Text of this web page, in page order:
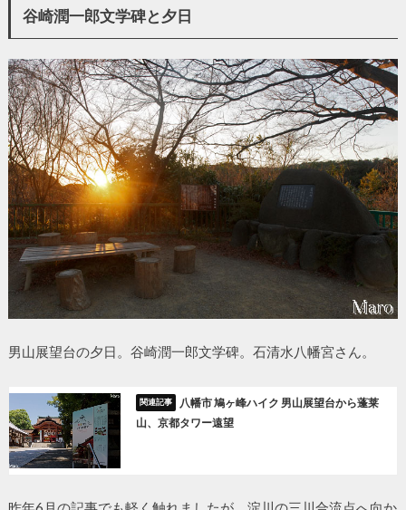
谷崎潤一郎文学碑と夕日
男山展望台の夕日。谷崎潤一郎文学碑。石清水八幡宮さん。
八幡市 鳩ヶ峰ハイク 男山展望台から蓬莱
山、京都タワー遠望